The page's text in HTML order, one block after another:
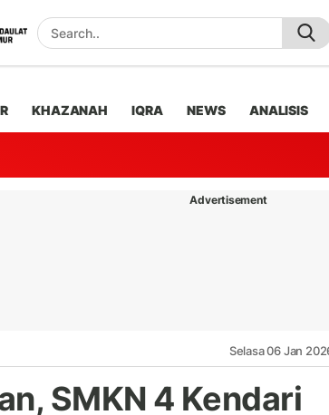
KHAZANAH IQRA NEWS ANALISIS
Advertisement
Selasa 06 Jan
SMKN 4 Kendari